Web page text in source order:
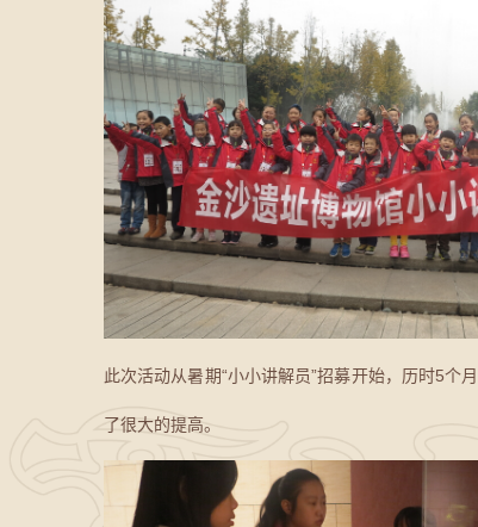
此次活动从暑期“小小讲解员”招募开始，历时5个
了很大的提高。